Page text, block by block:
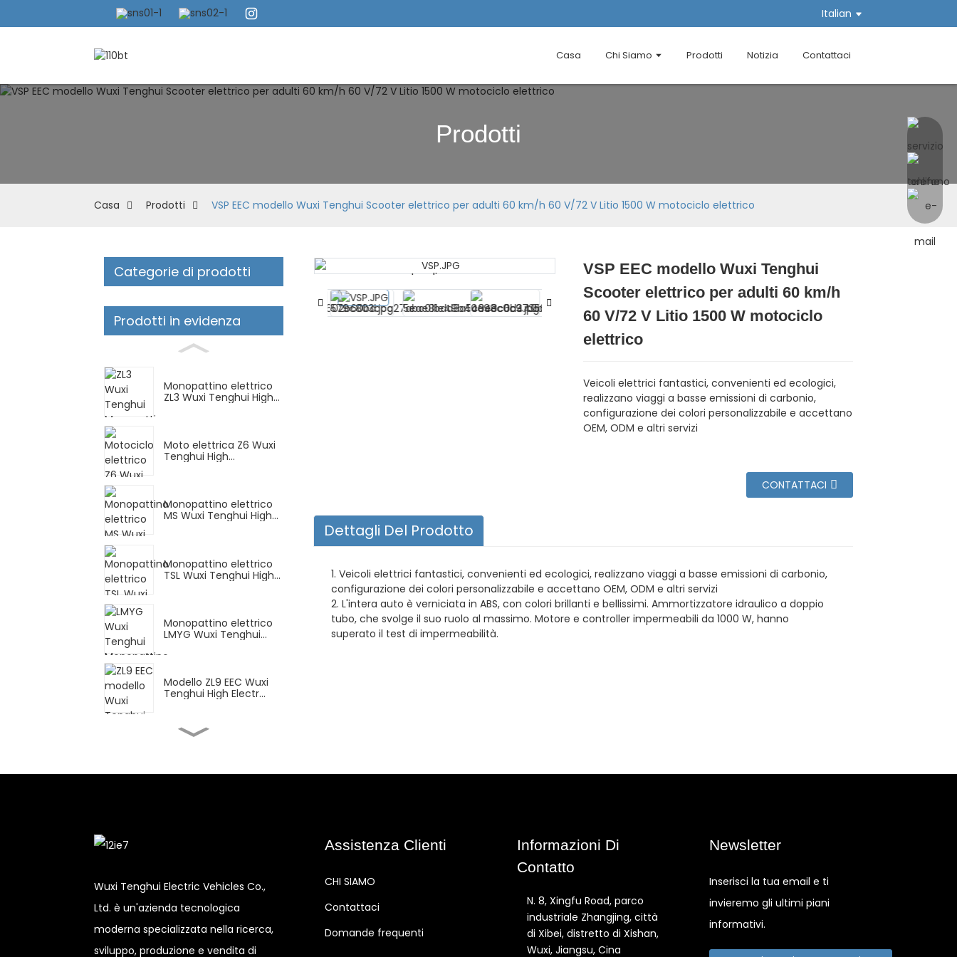
Italian
Casa Chi Siamo Prodotti Notizia Contattaci
Prodotti
Casa Prodotti VSP EEC modello Wuxi Tenghui Scooter elettrico per adulti 60 km/h 60 V/72 V Litio 1500 W motociclo elettrico
Categorie di prodotti
Prodotti in evidenza
Monopattino elettrico
ZL3 Wuxi Tenghui High...
Moto elettrica Z6 Wuxi
Tenghui High...
Monopattino elettrico
MS Wuxi Tenghui High...
Monopattino elettrico
TSL Wuxi Tenghui High...
Monopattino elettrico
LMYG Wuxi Tenghui
Modello ZL9 EEC Wuxi
Tenghui High Electr...
FY Wuxi Tenghui High
Electric Motorc...
Loading...
Loading... Loading...
Loading... Loading...
Loading...
VSP EEC modello Wuxi Tenghui
Scooter elettrico per adulti 60 km/h
60 V/72 V Litio 1500 W motociclo
elettrico
Veicoli elettrici fantastici, convenienti ed ecologici,
realizzano viaggi a basse emissioni di carbonio,
configurazione dei colori personalizzabile e accettano
OEM, ODM e altri servizi
CONTATTACI
Dettagli Del Prodotto
1. Veicoli elettrici fantastici, convenienti ed ecologici, realizzano viaggi a basse emissioni di carbonio,
configurazione dei colori personalizzabile e accettano OEM, ODM e altri servizi
2. L'intera auto è verniciata in ABS, con colori brillanti e bellissimi. Ammortizzatore idraulico a doppio
tubo, che svolge il suo ruolo al massimo. Motore e controller impermeabili da 1000 W, hanno
superato il test di impermeabilità.
Wuxi Tenghui Electric Vehicles Co.,
Ltd. è un'azienda tecnologica
moderna specializzata nella ricerca,
sviluppo, produzione e vendita di
Assistenza Clienti
CHI SIAMO
Contattaci
Domande frequenti
Informazioni Di
Contatto
N. 8, Xingfu Road, parco
industriale Zhangjing, città
di Xibei, distretto di Xishan,
Wuxi, Jiangsu, Cina
Newsletter
Inserisci la tua email e ti
invieremo gli ultimi piani
informativi.